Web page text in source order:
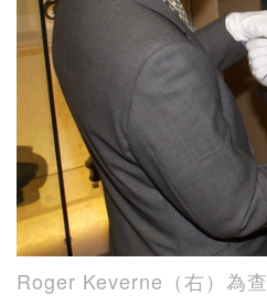
Roger Keverne（右）為